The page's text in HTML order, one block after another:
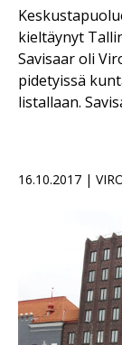
kieltäynyt
Savisaar oli
pidetyissä
listallaan.
16.10.2017 |